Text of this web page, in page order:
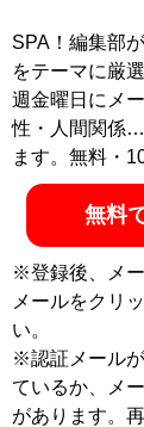
SPA！編集部
をテーマに厳
週金曜日にメ
性・人間関係…
ます。無料・
無料
※登録後、メ
メールをクリ
い。
※認証メール
ているか、メ
があります。